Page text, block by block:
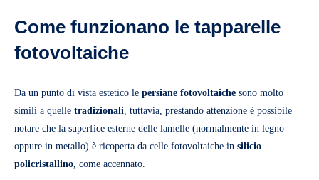
Come funzionano le tapparelle
fotovoltaiche
Da un punto di vista estetico le persiane fotovoltaiche sono molto
simili a quelle tradizionali , tuttavia, prestando attenzione è possibile
notare che la superfice esterne delle lamelle (normalmente in legno
oppure in metallo) è ricoperta da celle fotovoltaiche in silicio
policristallino , come accennato.